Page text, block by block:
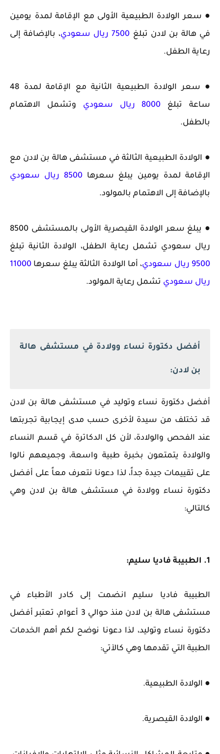
● سعر الولادة الطبيعية الأولى مع الإقامة لمدة يومين
في هالة بن لادن تبلغ 7500 ريال سعودي
، بالإضافة إلى
رعاية الطفل.
● سعر الولادة الطبيعية الثانية مع الإقامة لمدة 48
ساعة تبلغ 8000 ريال سعودي
وتشمل الاهتمام
بالطفل.
● الولادة الطبيعية الثالثة في مستشفى هالة بن لادن مع
الإقامة لمدة يومين يبلغ سعرها 8500 ريال سعودي
بالإضافة إلى الاهتمام بالمولود.
● يبلغ سعر الولادة القيصرية الأولى بالمستشفى 8500
ريال سعودي تشمل رعاية الطفل، الولادة الثانية تبلغ
9500 ريال سعودي
، أما الولادة الثالثة يبلغ سعرها 11000
ريال سعودي تشمل رعاية المولود.
أفضل دكتورة نساء وولادة في مستشفى هالة
بن لادن:
أفضل دكتورة نساء وتوليد في مستشفى هالة بن لادن
قد تختلف من سيدة لأخرى حسب مدى إيجابية تجربتها
عند الفحص والولادة، لأن كل الدكاترة في قسم النساء
والولادة يتمتعون بخبرة طبية واسعة، وجميعهم نالوا
على تقييمات جيدة جداً، لذا دعونا نتعرف معاً على أفضل
دكتورة نساء وولادة في مستشفى هالة بن لادن وهي
كالتالي:
1. الطبيبة فاديا سليم:
الطبيبة فاديا سليم انضمت إلى كادر الأطباء في
مستشفى هالة بن لادن منذ حوالي 3 أعوام، تعتبر أفضل
دكتورة نساء وتوليد، لذا دعونا نوضح لكم أهم الخدمات
الطبية التي تقدمها وهي كالآتي:
● الولادة الطبيعية.
● الولادة القيصرية.